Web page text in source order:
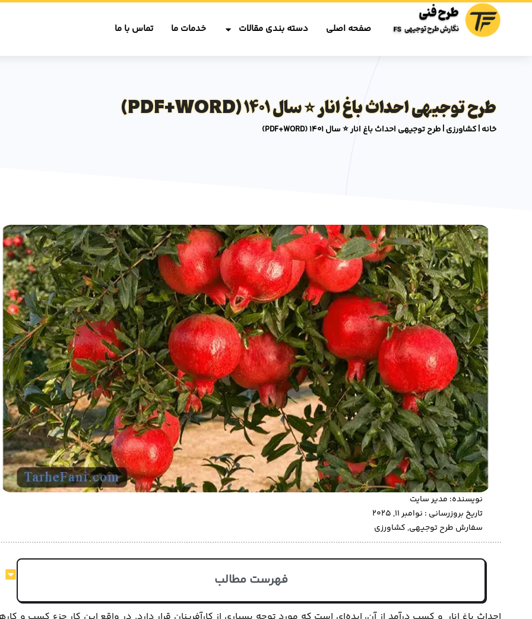
صفحه اصلی دسته بندی مقالات خدمات ما تماس با ما
طرح توجیهی احداث باغ انار ⭐️ سال 1401 (PDF+WORD)
خانه|کشاورزی|طرح توجیهی احداث باغ انار ⭐️ سال 1401 (PDF+WORD)
نویسنده: مدیر سایت
تاریخ بروزرسانی : نوامبر 11, 2025
سفارش طرح توجیهی,کشاورزی
فهرست مطالب